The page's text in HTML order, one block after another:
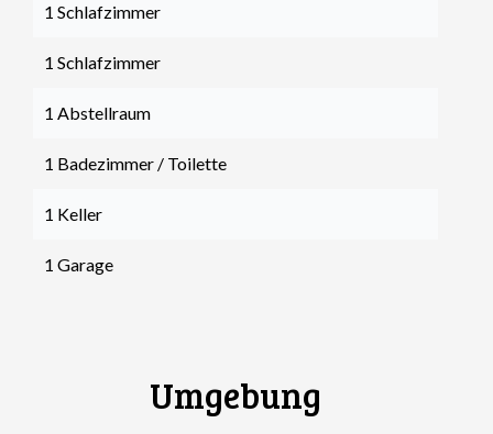
1 Schlafzimmer
1 Schlafzimmer
1 Abstellraum
1 Badezimmer / Toilette
1 Keller
1 Garage
Umgebung